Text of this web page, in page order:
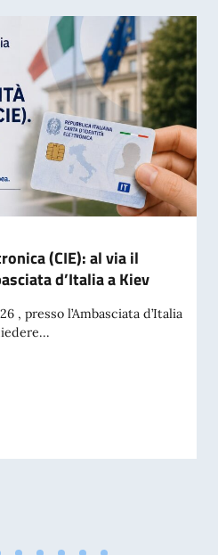
(CIE): al via il
d’Italia a Kiev
, presso l’Ambasciata d’Italia
(CIE): al via il rilascio presso